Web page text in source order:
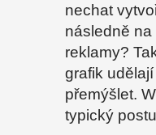
nechat
následně
reklamy?
grafik
přemýšlet.
typický